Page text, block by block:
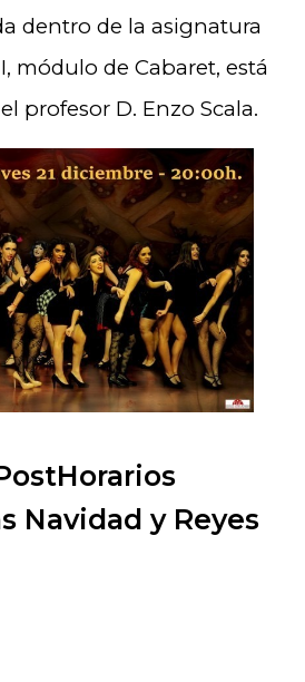
dentro de la asignatura
módulo de Cabaret, está
profesor D. Enzo Scala.
Horarios
Navidad y Reyes